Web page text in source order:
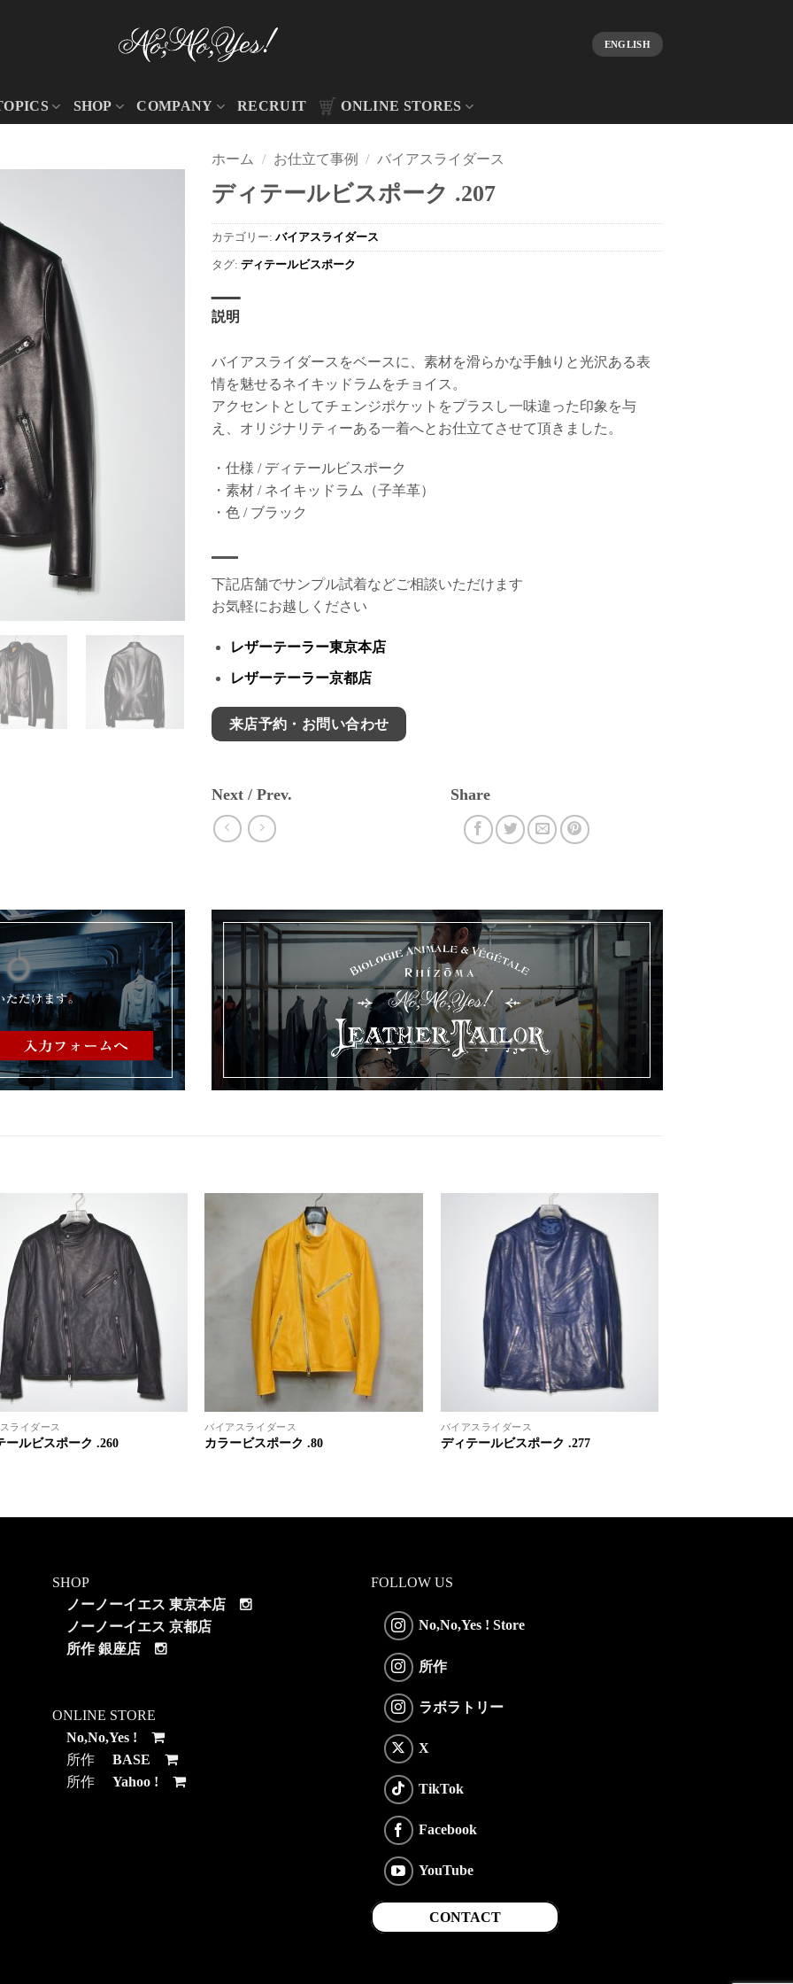
ENGLISH
SHOP COMPANY RECRUIT ONLINE STORES
ホーム / お仕立て事例 / バイアスライダース
ディテールビスポーク .207
カテゴリー: バイアスライダース
タグ: ディテールビスポーク
説明
バイアスライダースをベースに、素材を滑らかな手触りと光沢ある表
情を魅せるネイキッドラムをチョイス。
アクセントとしてチェンジポケットをプラスし一味違った印象を与
え、オリジナリティーある一着へとお仕立てさせて頂きました。
・仕様 / ディテールビスポーク
・素材 / ネイキッドラム（子羊革）
・色 / ブラック
下記店舗でサンプル試着などご相談いただけます
お気軽にお越しください
レザーテーラー東京本店
レザーテーラー京都店
来店予約・お問い合わせ
Next / Prev. Share
ライダース
ールビスポーク .260
バイアスライダース
カラービスポーク .80
バイアスライダース
ディテールビスポーク .277
SHOP
ノーノーイエス 東京本店
ノーノーイエス 京都店
所作 銀座店
ONLINE STORE
No,No,Yes !
所作 BASE
所作 Yahoo !
FOLLOW US
No,No,Yes ! Store
所作
ラボラトリー
X
TikTok
Facebook
YouTube
CONTACT